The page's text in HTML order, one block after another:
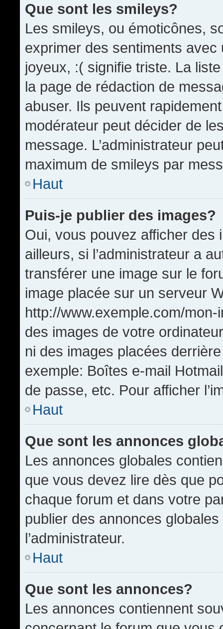
Que sont les smileys?
Les smileys, ou émoticônes,
exprimer des sentiments
joyeux, :( signifie triste. La
la page de rédaction de
abuser. Ils peuvent
modérateur peut décider de
message. L’administrateur
maximum de smileys par
Haut
Puis-je publier des images?
Oui, vous pouvez afficher
ailleurs, si l’administrateur a
transférer une image sur le
image placée sur un serveur
http://www.exemple.com/
des images de votre
ni des images placées
exemple: Boîtes e-mail
de passe, etc. Pour afficher
Haut
Que sont les annonces
Les annonces globales
que vous devez lire dès que
chaque forum et dans votre
publier des annonces
l’administrateur.
Haut
Que sont les annonces?
Les annonces contiennent